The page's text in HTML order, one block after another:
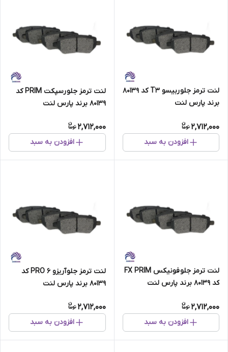
لنت ترمز جلو ربیسو T3 کد 80139
برند پارس لنت
2,712,000
افزودن به سبد
لنت ترمز جلو رسپکت PRIM کد
80139 برند پارس لنت
2,712,000
افزودن به سبد
لنت ترمز جلو فونیکس FX PRIM
کد 80139 برند پارس لنت
2,712,000
افزودن به سبد
لنت ترمز جلو آریزو 6 PRO کد
80139 برند پارس لنت
2,712,000
افزودن به سبد